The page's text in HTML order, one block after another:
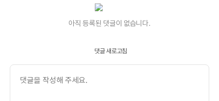
아직 등록된 댓글이 없습니다.
댓글 새로고침